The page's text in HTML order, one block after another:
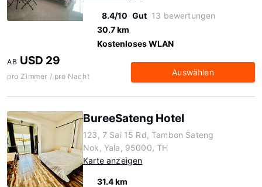
8.4/10 Gut 13 bewertungen
30.7 km
Kostenloses WLAN
AB USD 29
pro Zimmer / pro Nacht Auswählen
BureeSateng Hotel
123, 7 Sai 15 Rd, Tambon Sateng
Nok, Yala, 95000, TH
Karte anzeigen
31.4 km